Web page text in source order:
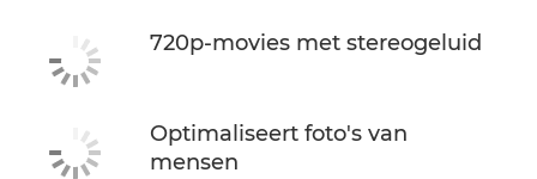
720p-movies met stereogeluid
Optimaliseert foto's van
mensen